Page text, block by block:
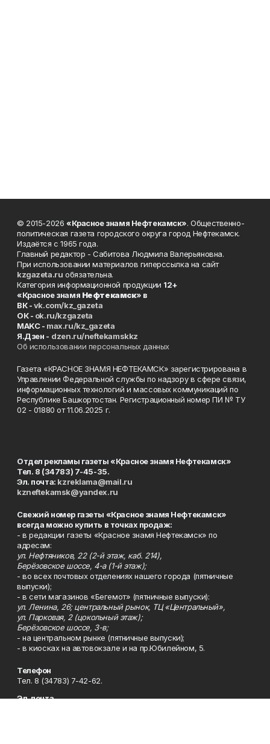
© 2015-2026 «Красное знамя Нефтекамск». Общественно-
политическая газета городского округа город Нефтекамск.
Издаётся с 1965 года.
Главный редактор - Сабитова Людмила Валерьяновна.
При использовании материалов гиперссылка на сайт
kzgazeta.ru обязательна.
Категория информационной продукции 12+
«Красное знамя Нефтекамск» в
ВК -vk.com/kz_gazeta
ОК - ok.ru/kzgazeta
MAKC - max.ru/kz_gazeta
Я.Дзен - dzen.ru/neftekamskkz
Об использовании персональных данных
Газета «КРАСНОЕ ЗНАМЯ НЕФТЕКАМСК» зарегистрирована в
Управлении Федеральной службы по надзору в сфере связи,
информационных технологий и массовых коммуникаций по
Республике Башкортостан. Регистрационный номер ПИ № ТУ
02 - 01880 от 11.06.2025 г.
Отдел рекламы газеты «Красное знамя Нефтекамск»
Тел. 8 (34783) 7-45-35.
Эл. почта: kzreklama@mail.ru
kzneftekamsk@yandex.ru
Свежий номер газеты «Красное знамя Нефтекамск»
всегда можно купить в точках продаж:
- в редакции газеты «Красное знамя Нефтекамск» по
адресам:
ул. Нефтяников, 22 (2-й этаж, каб. 214),
Берёзовское шоссе, 4-а (1-й этаж);
- во всех почтовых отделениях нашего города (пятничные
выпуски);
- в сети магазинов «Бегемот» (пятничные выпуски):
ул. Ленина, 26; центральный рынок, ТЦ «Центральный»,
ул. Парковая, 2 (цокольный этаж);
Берёзовское шоссе, 3-в;
- на центральном рынке (пятничные выпуски);
- в киосках на автовокзале и на пр.Юбилейном, 5.
Телефон
Тел. 8 (34783) 7-42-62.
Эл. почта